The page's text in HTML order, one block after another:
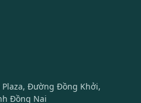
Plaza, Đường Đồng Khởi,
Đồng Nai